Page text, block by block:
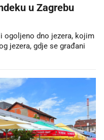
u Zagrebu
ogoljeno dno jezera, kojim
jezera, gdje se građani